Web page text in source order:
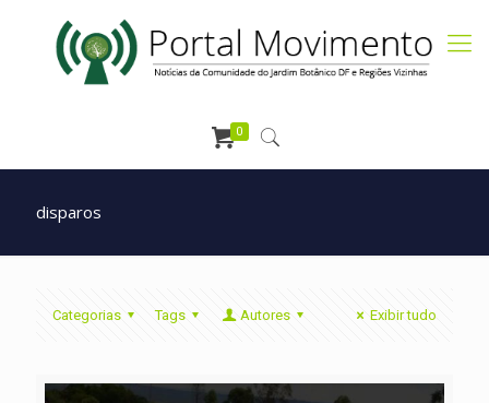
0
disparos
Categorias Tags Autores Exibir tudo